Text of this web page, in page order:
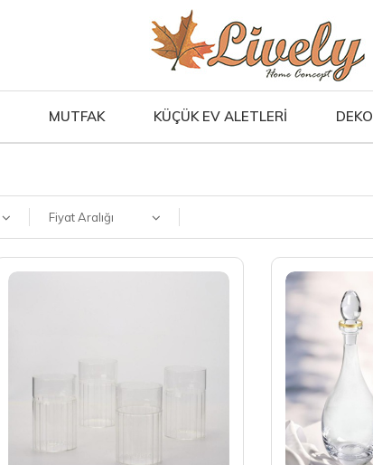
MUTFAK KÜÇÜK EV ALETLERİ
Fiyat Aralığı